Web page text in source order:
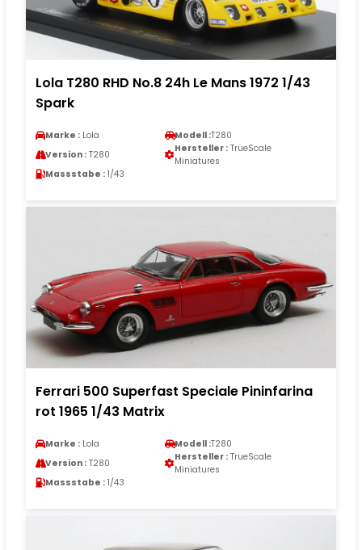
Lola T280 RHD No.8 24h Le Mans 1972 1/43
Spark
Marke : Lola Modell :T280
Version : T280
Hersteller : TrueScale
Miniatures
Massstabe : 1/43
Ferrari 500 Superfast Speciale Pininfarina
rot 1965 1/43 Matrix
Marke : Lola Modell :T280
Version : T280
Hersteller : TrueScale
Miniatures
Massstabe : 1/43